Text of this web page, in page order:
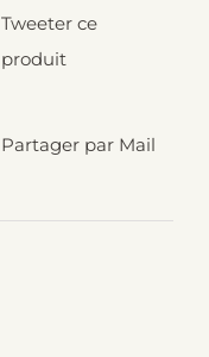
Tweeter ce
produit
Partager par Mail